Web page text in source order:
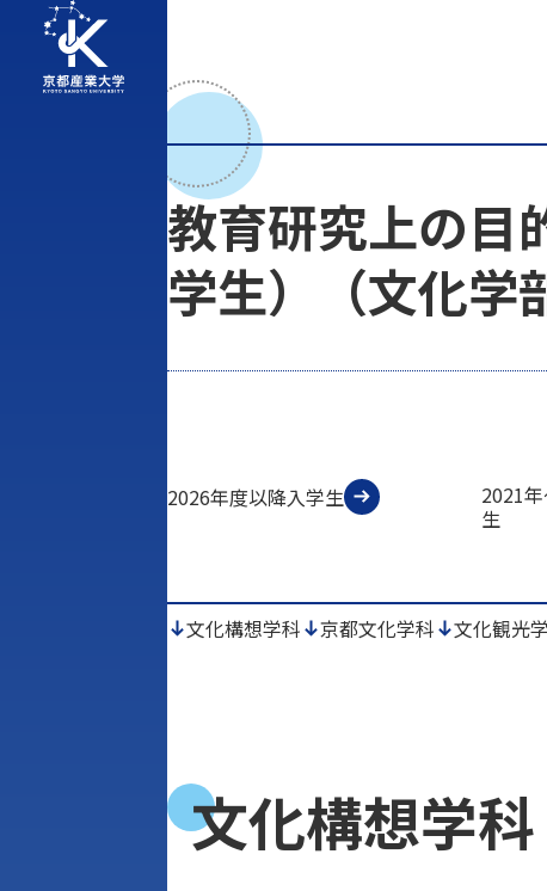
教育研究上の目
学生）（文化学
2026年度以降入学生
2021
生
文化構想学科 京都文化学科 文化観光
文化構想学科